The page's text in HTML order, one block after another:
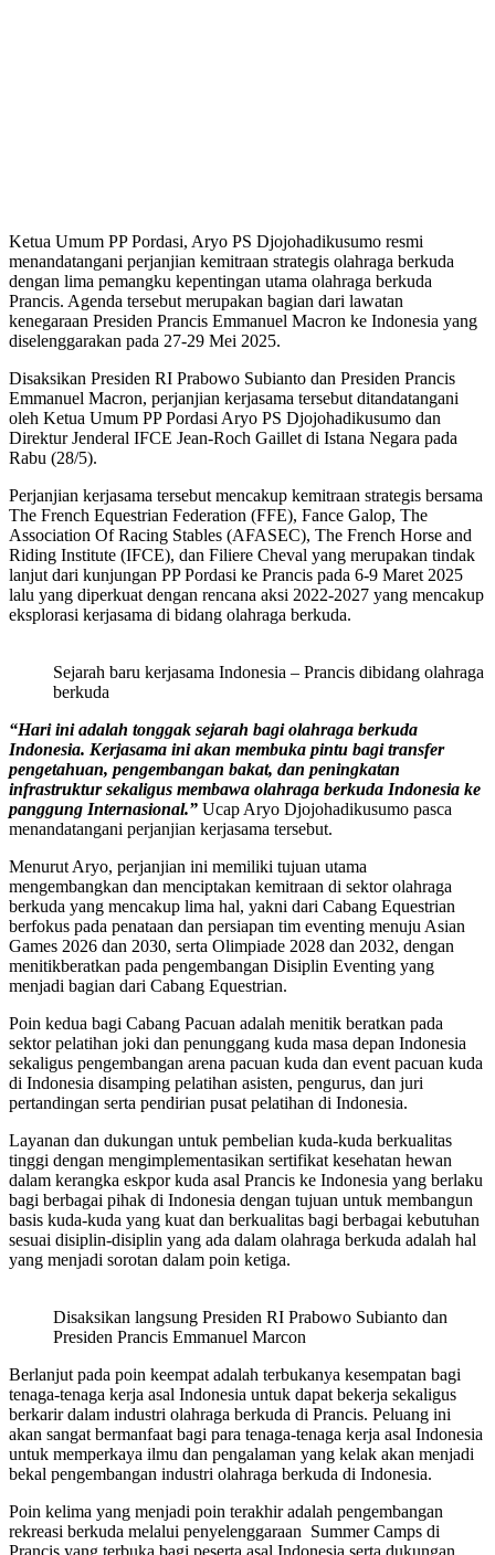
Ketua Umum PP Pordasi, Aryo PS Djojohadikusumo resmi
menandatangani perjanjian kemitraan strategis olahraga berkuda
dengan lima pemangku kepentingan utama olahraga berkuda
Prancis. Agenda tersebut merupakan bagian dari lawatan
kenegaraan Presiden Prancis Emmanuel Macron ke Indonesia yang
diselenggarakan pada 27-29 Mei 2025.
Disaksikan Presiden RI Prabowo Subianto dan Presiden Prancis
Emmanuel Macron, perjanjian kerjasama tersebut ditandatangani
oleh Ketua Umum PP Pordasi Aryo PS Djojohadikusumo dan
Direktur Jenderal IFCE Jean-Roch Gaillet di Istana Negara pada
Rabu (28/5).
Perjanjian kerjasama tersebut mencakup kemitraan strategis bersama
The French Equestrian Federation (FFE), Fance Galop, The
Association Of Racing Stables (AFASEC), The French Horse and
Riding Institute (IFCE), dan Filiere Cheval yang merupakan tindak
lanjut dari kunjungan PP Pordasi ke Prancis pada 6-9 Maret 2025
lalu yang diperkuat dengan rencana aksi 2022-2027 yang mencakup
eksplorasi kerjasama di bidang olahraga berkuda.
Sejarah baru kerjasama Indonesia – Prancis dibidang olahraga
berkuda
“Hari ini adalah tonggak sejarah bagi olahraga berkuda
Indonesia. Kerjasama ini akan membuka pintu bagi transfer
pengetahuan, pengembangan bakat, dan peningkatan
infrastruktur sekaligus membawa olahraga berkuda Indonesia ke
panggung Internasional.” Ucap Aryo Djojohadikusumo pasca
menandatangani perjanjian kerjasama tersebut.
Menurut Aryo, perjanjian ini memiliki tujuan utama
mengembangkan dan menciptakan kemitraan di sektor olahraga
berkuda yang mencakup lima hal, yakni dari Cabang Equestrian
berfokus pada penataan dan persiapan tim eventing menuju Asian
Games 2026 dan 2030, serta Olimpiade 2028 dan 2032, dengan
menitikberatkan pada pengembangan Disiplin Eventing yang
menjadi bagian dari Cabang Equestrian.
Poin kedua bagi Cabang Pacuan adalah menitik beratkan pada
sektor pelatihan joki dan penunggang kuda masa depan Indonesia
sekaligus pengembangan arena pacuan kuda dan event pacuan kuda
di Indonesia disamping pelatihan asisten, pengurus, dan juri
pertandingan serta pendirian pusat pelatihan di Indonesia.
Layanan dan dukungan untuk pembelian kuda-kuda berkualitas
tinggi dengan mengimplementasikan sertifikat kesehatan hewan
dalam kerangka eskpor kuda asal Prancis ke Indonesia yang berlaku
bagi berbagai pihak di Indonesia dengan tujuan untuk membangun
basis kuda-kuda yang kuat dan berkualitas bagi berbagai kebutuhan
sesuai disiplin-disiplin yang ada dalam olahraga berkuda adalah hal
yang menjadi sorotan dalam poin ketiga.
Disaksikan langsung Presiden RI Prabowo Subianto dan
Presiden Prancis Emmanuel Marcon
Berlanjut pada poin keempat adalah terbukanya kesempatan bagi
tenaga-tenaga kerja asal Indonesia untuk dapat bekerja sekaligus
berkarir dalam industri olahraga berkuda di Prancis. Peluang ini
akan sangat bermanfaat bagi para tenaga-tenaga kerja asal Indonesia
untuk memperkaya ilmu dan pengalaman yang kelak akan menjadi
bekal pengembangan industri olahraga berkuda di Indonesia.
Poin kelima yang menjadi poin terakhir adalah pengembangan
rekreasi berkuda melalui penyelenggaraan Summer Camps di
Prancis yang terbuka bagi peserta asal Indonesia serta dukungan